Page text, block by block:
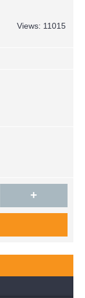
Views: 11015
+